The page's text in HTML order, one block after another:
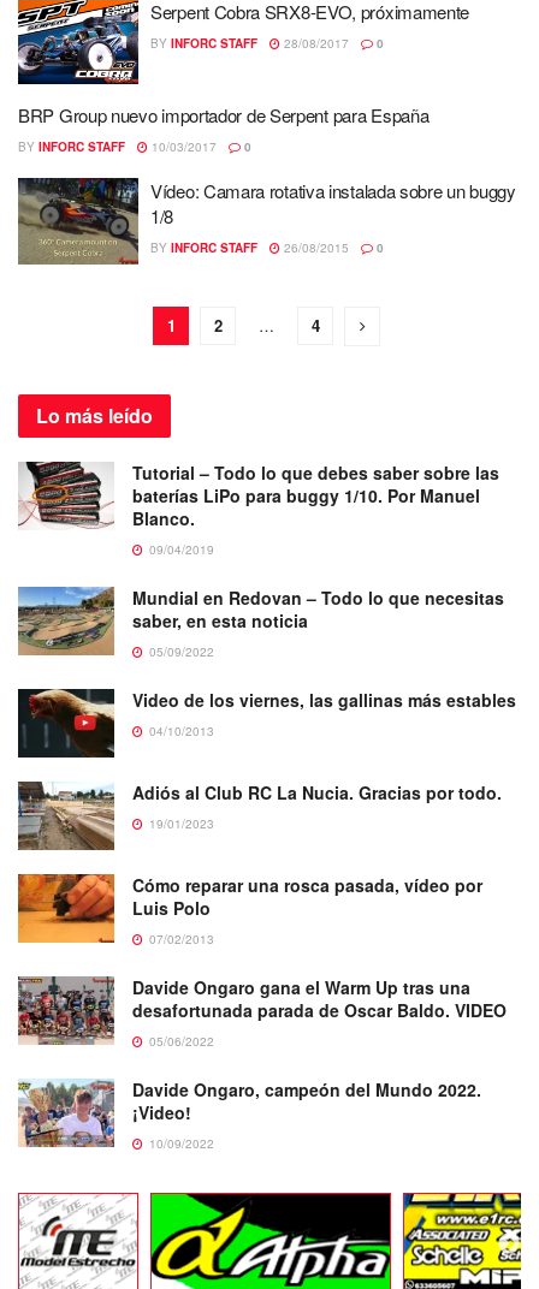
Serpent Cobra SRX8-EVO, próximamente
BY INFORC STAFF 28/08/2017 0
BRP Group nuevo importador de Serpent para España
BY INFORC STAFF 10/03/2017 0
Vídeo: Camara rotativa instalada sobre un buggy
1/8
BY INFORC STAFF 26/08/2015 0
1 2 … 4
Lo más leído
Tutorial – Todo lo que debes saber sobre las
baterías LiPo para buggy 1/10. Por Manuel
Blanco.
09/04/2019
Mundial en Redovan – Todo lo que necesitas
saber, en esta noticia
05/09/2022
Video de los viernes, las gallinas más estables
04/10/2013
Adiós al Club RC La Nucia. Gracias por todo.
19/01/2023
Cómo reparar una rosca pasada, vídeo por
Luis Polo
07/02/2013
Davide Ongaro gana el Warm Up tras una
desafortunada parada de Oscar Baldo. VIDEO
05/06/2022
Davide Ongaro, campeón del Mundo 2022.
¡Video!
10/09/2022